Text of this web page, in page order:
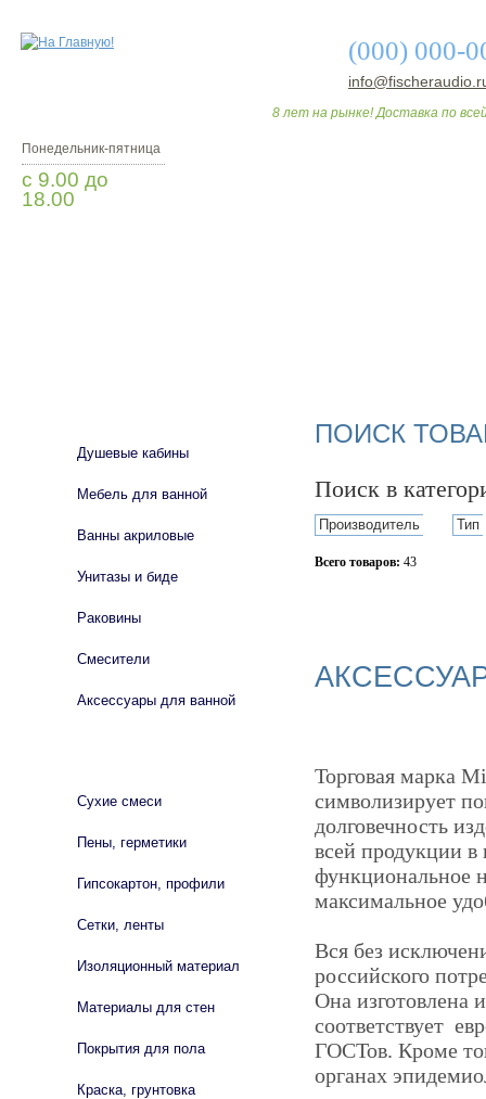
(000) 000-
8 лет на рынке! Доставка по
Понедельник-пятница
с 9.00 до
18.00
ПОИСК
Поиск в
Производитель Тип
Всего товаров: 43
Торговая марка
символизирует
долговечность
всей продукции в
функциональное
максимальное
Вся без
российского
Она изготовлена
соответствует
ГОСТов. Кроме
органах
Душевые кабины
Мебель для ванной
Ванны акриловые
Унитазы и биде
Раковины
Смесители
Аксессуары для ванной
Сухие смеси
Пены, герметики
Гипсокартон, профили
Сетки, ленты
Изоляционный материал
Материалы для стен
Покрытия для пола
Краска, грунтовка